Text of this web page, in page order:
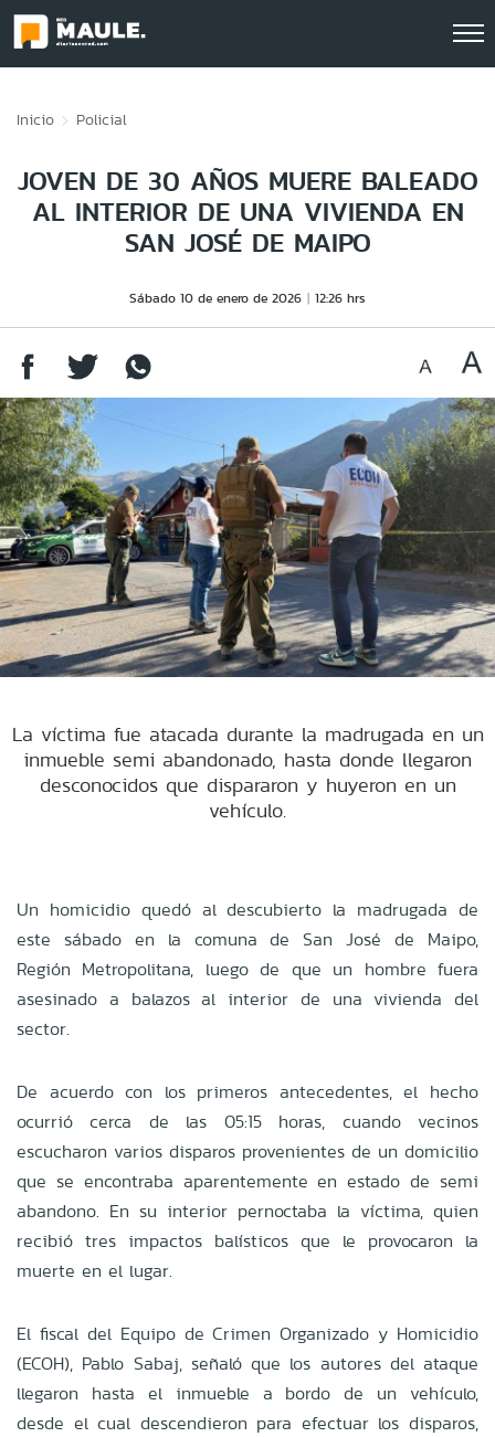
Inicio Policial
JOVEN DE 30 AÑOS MUERE BALEADO
AL INTERIOR DE UNA VIVIENDA EN
SAN JOSÉ DE MAIPO
Sábado 10 de enero de 2026 12:26 hrs
La víctima fue atacada durante la madrugada en un
inmueble semi abandonado, hasta donde llegaron
desconocidos que dispararon y huyeron en un
vehículo.
Un homicidio quedó al descubierto la madrugada de
este sábado en la comuna de San José de Maipo,
Región Metropolitana, luego de que un hombre fuera
asesinado a balazos al interior de una vivienda del
sector.
De acuerdo con los primeros antecedentes, el hecho
ocurrió cerca de las 05:15 horas, cuando vecinos
escucharon varios disparos provenientes de un domicilio
que se encontraba aparentemente en estado de semi
abandono. En su interior pernoctaba la víctima, quien
recibió tres impactos balísticos que le provocaron la
muerte en el lugar.
El fiscal del Equipo de Crimen Organizado y Homicidio
(ECOH), Pablo Sabaj, señaló que los autores del ataque
llegaron hasta el inmueble a bordo de un vehículo,
desde el cual descendieron para efectuar los disparos,